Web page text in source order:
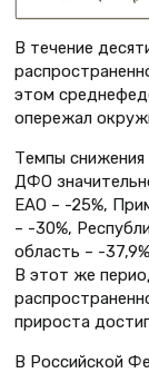
В течение
этом
опережал
Темпы снижения
ДФО
ЕАО – -25%,
– -30%,
область – -
В этот же
прироста достиг
В Российской